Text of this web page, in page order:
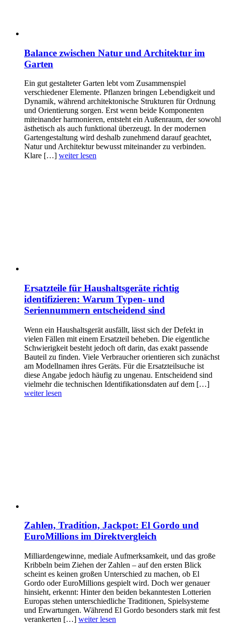
Balance zwischen Natur und Architektur im
Garten
Ein gut gestalteter Garten lebt vom Zusammenspiel
verschiedener Elemente. Pflanzen bringen Lebendigkeit und
Dynamik, während architektonische Strukturen für Ordnung
und Orientierung sorgen. Erst wenn beide Komponenten
miteinander harmonieren, entsteht ein Außenraum, der sowohl
ästhetisch als auch funktional überzeugt. In der modernen
Gartengestaltung wird deshalb zunehmend darauf geachtet,
Natur und Architektur bewusst miteinander zu verbinden.
Klare […] weiter lesen
Ersatzteile für Haushaltsgeräte richtig
identifizieren: Warum Typen- und
Seriennummern entscheidend sind
Wenn ein Haushaltsgerät ausfällt, lässt sich der Defekt in
vielen Fällen mit einem Ersatzteil beheben. Die eigentliche
Schwierigkeit besteht jedoch oft darin, das exakt passende
Bauteil zu finden. Viele Verbraucher orientieren sich zunächst
am Modellnamen ihres Geräts. Für die Ersatzteilsuche ist
diese Angabe jedoch häufig zu ungenau. Entscheidend sind
vielmehr die technischen Identifikationsdaten auf dem […]
weiter lesen
Zahlen, Tradition, Jackpot: El Gordo und
EuroMillions im Direktvergleich
Milliardengewinne, mediale Aufmerksamkeit, und das große
Kribbeln beim Ziehen der Zahlen – auf den ersten Blick
scheint es keinen großen Unterschied zu machen, ob El
Gordo oder EuroMillions gespielt wird. Doch wer genauer
hinsieht, erkennt: Hinter den beiden bekanntesten Lotterien
Europas stehen unterschiedliche Traditionen, Spielsysteme
und Erwartungen. Während El Gordo besonders stark mit fest
verankerten […] weiter lesen